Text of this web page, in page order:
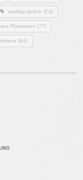
stadtgespräch (74)
Filmwissen (77)
(44)